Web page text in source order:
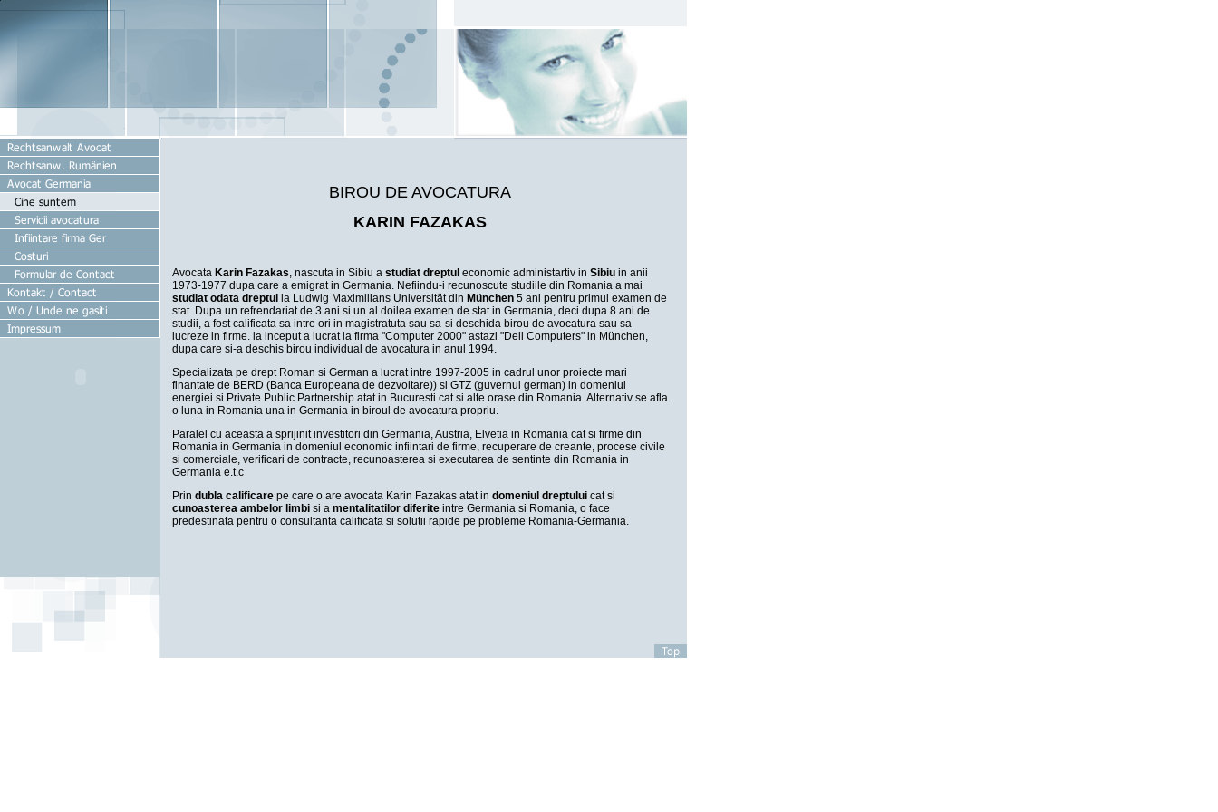
BIROU DE AVOCATURA
KARIN FAZAKAS
Avocata Karin Fazakas, nascuta in Sibiu a studiat dreptul economic administartiv in Sibiu in anii
1973-1977 dupa care a emigrat in Germania. Nefiindu-i recunoscute studiile din Romania a mai
studiat odata dreptul
la Ludwig Maximilians Universität din München 5 ani pentru primul examen de
stat. Dupa un refrendariat de 3 ani si un al doilea examen de stat in Germania, deci dupa 8 ani de
studii, a fost calificata sa intre ori in magistratuta sau sa-si deschida birou de avocatura sau sa
lucreze in firme. la inceput a lucrat la firma "Computer 2000" astazi "Dell Computers" in München,
dupa care si-a deschis birou individual de avocatura in anul 1994.
Specializata pe drept Roman si German a lucrat intre 1997-2005 in cadrul unor proiecte mari
finantate de BERD (Banca Europeana de dezvoltare)) si GTZ (guvernul german) in domeniul
energiei si Private Public Partnership atat in Bucuresti cat si alte orase din Romania. Alternativ se afla
o luna in Romania una in Germania in biroul de avocatura propriu.
Paralel cu aceasta a sprijinit investitori din Germania, Austria, Elvetia in Romania cat si firme din
Romania in Germania in domeniul economic infiintari de firme, recuperare de creante, procese civile
si comerciale, verificari de contracte, recunoasterea si executarea de sentinte din Romania in
Germania e.t.c
Prin dubla calificare pe care o are avocata Karin Fazakas atat in domeniul dreptului cat si
cunoasterea ambelor limbi si a mentalitatilor diferite intre Germania si Romania, o face
predestinata pentru o consultanta calificata si solutii rapide pe probleme Romania-Germania.